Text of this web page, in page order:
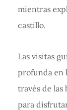
mientras
castillo.
Las visitas
profunda en
través de las
para